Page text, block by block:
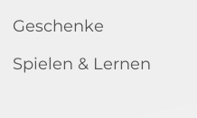
Geschenke
Spielen & Lernen